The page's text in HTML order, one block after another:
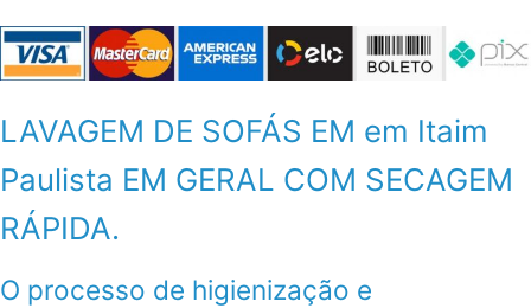
LAVAGEM DE SOFÁS EM em Itaim
Paulista EM GERAL COM SECAGEM
RÁPIDA.
O processo de higienização e